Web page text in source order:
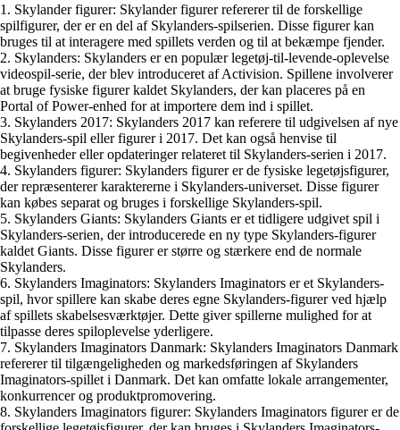
1. Skylander figurer: Skylander figurer refererer til de forskellige
spilfigurer, der er en del af Skylanders-spilserien. Disse figurer kan
bruges til at interagere med spillets verden og til at bekæmpe fjender.
2. Skylanders: Skylanders er en populær legetøj-til-levende-oplevelse
videospil-serie, der blev introduceret af Activision. Spillene involverer
at bruge fysiske figurer kaldet Skylanders, der kan placeres på en
Portal of Power-enhed for at importere dem ind i spillet.
3. Skylanders 2017: Skylanders 2017 kan referere til udgivelsen af nye
Skylanders-spil eller figurer i 2017. Det kan også henvise til
begivenheder eller opdateringer relateret til Skylanders-serien i 2017.
4. Skylanders figurer: Skylanders figurer er de fysiske legetøjsfigurer,
der repræsenterer karaktererne i Skylanders-universet. Disse figurer
kan købes separat og bruges i forskellige Skylanders-spil.
5. Skylanders Giants: Skylanders Giants er et tidligere udgivet spil i
Skylanders-serien, der introducerede en ny type Skylanders-figurer
kaldet Giants. Disse figurer er større og stærkere end de normale
Skylanders.
6. Skylanders Imaginators: Skylanders Imaginators er et Skylanders-
spil, hvor spillere kan skabe deres egne Skylanders-figurer ved hjælp
af spillets skabelsesværktøjer. Dette giver spillerne mulighed for at
tilpasse deres spiloplevelse yderligere.
7. Skylanders Imaginators Danmark: Skylanders Imaginators Danmark
refererer til tilgængeligheden og markedsføringen af Skylanders
Imaginators-spillet i Danmark. Det kan omfatte lokale arrangementer,
konkurrencer og produktpromovering.
8. Skylanders Imaginators figurer: Skylanders Imaginators figurer er de